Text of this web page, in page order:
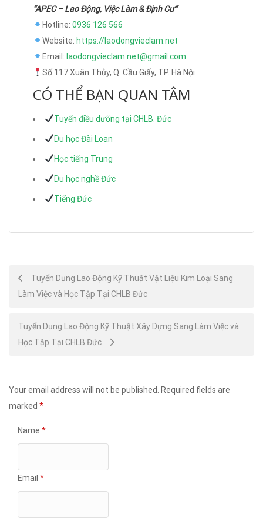
“APEC – Lao Động, Việc Làm & Định Cư”
Hotline: 0936 126 566
Website: https://laodongvieclam.net
Email: laodongvieclam.net@gmail.com
Số 117 Xuân Thủy, Q. Cầu Giấy, TP. Hà Nội
CÓ THỂ BẠN QUAN TÂM
Tuyển điều dưỡng tại CHLB. Đức
Du học Đài Loan
Học tiếng Trung
Du học nghề Đức
Tiếng Đức
Post
navigation
Tuyển Dụng Lao Động Kỹ Thuật Vật Liệu Kim Loại Sang
Làm Việc và Học Tập Tại CHLB Đức
Tuyển Dụng Lao Động Kỹ Thuật Xây Dựng Sang Làm Việc và
Học Tập Tại CHLB Đức
Your email address will not be published.
Required fields are
marked *
Name *
Email *